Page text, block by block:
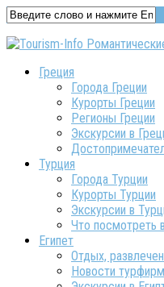
Греция
Города Греции
Курорты Греции
Регионы Греции
Экскурсии в
Турция
Города Турции
Курорты Турции
Экскурсии в
Что посмотреть
Египет
Отдых,
Новости турфирм